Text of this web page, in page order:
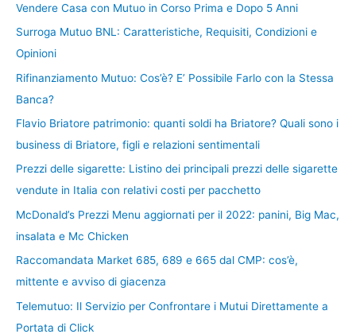
Vendere Casa con Mutuo in Corso Prima e Dopo 5 Anni
Surroga Mutuo BNL: Caratteristiche, Requisiti, Condizioni e
Opinioni
Rifinanziamento Mutuo: Cos’è? E’ Possibile Farlo con la Stessa
Banca?
Flavio Briatore patrimonio: quanti soldi ha Briatore? Quali sono i
business di Briatore, figli e relazioni sentimentali
Prezzi delle sigarette: Listino dei principali prezzi delle sigarette
vendute in Italia con relativi costi per pacchetto
McDonald’s Prezzi Menu aggiornati per il 2022: panini, Big Mac,
insalata e Mc Chicken
Raccomandata Market 685, 689 e 665 dal CMP: cos’è,
mittente e avviso di giacenza
Telemutuo: Il Servizio per Confrontare i Mutui Direttamente a
Portata di Click